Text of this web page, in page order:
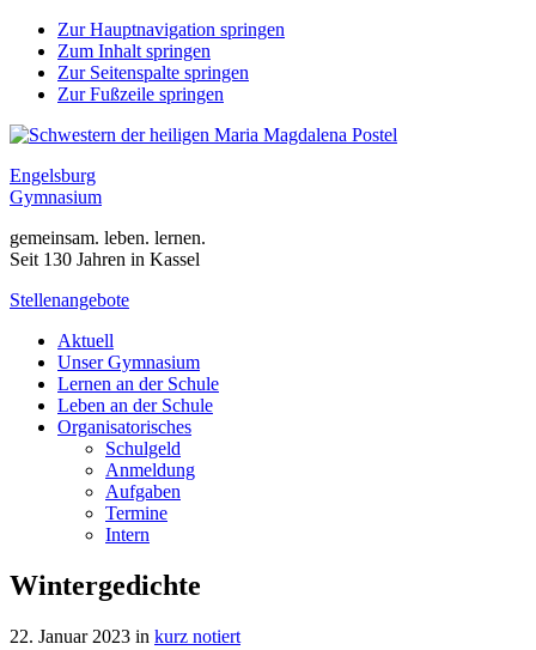
Zur Hauptnavigation springen
Zum Inhalt springen
Zur Seitenspalte springen
Zur Fußzeile springen
Engelsburg
Gymnasium
gemeinsam. leben. lernen.
Seit 130 Jahren in Kassel
Stellenangebote
Aktuell
Unser Gymnasium
Lernen an der Schule
Leben an der Schule
Organisatorisches
Schulgeld
Anmeldung
Aufgaben
Termine
Intern
Wintergedichte
22. Januar 2023 in kurz notiert